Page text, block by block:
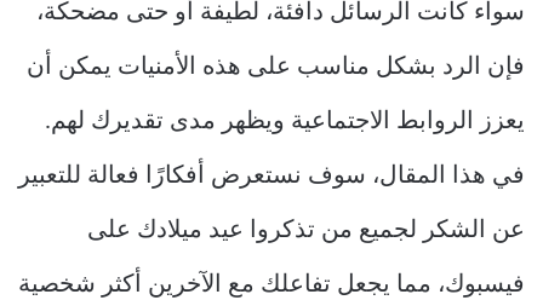
سواء كانت الرسائل دافئة، لطيفة أو حتى مضحكة،
فإن الرد بشكل مناسب على هذه الأمنيات يمكن أن
يعزز الروابط الاجتماعية ويظهر مدى تقديرك لهم.
في هذا المقال، سوف نستعرض أفكارًا فعالة للتعبير
عن الشكر لجميع من تذكروا عيد ميلادك على
فيسبوك، مما يجعل تفاعلك مع الآخرين أكثر شخصية